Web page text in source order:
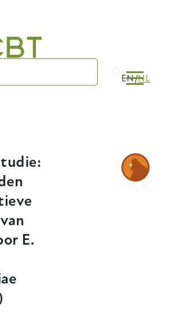
EN NL
E.